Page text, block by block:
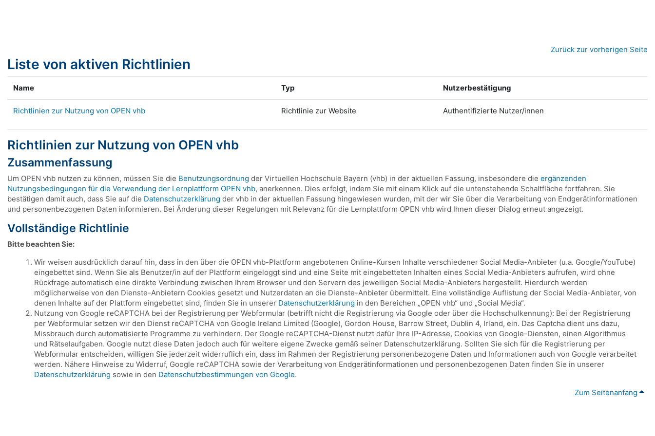
Zurück zur vorherigen Seite
Liste von aktiven Richtlinien
Name Typ Nutzerbestätigung
Richtlinien zur Nutzung von OPEN vhb Richtlinie zur Website Authentifizierte Nutzer/innen
Richtlinien zur Nutzung von OPEN vhb
Zusammenfassung
Um OPEN vhb nutzen zu können, müssen Sie die Benutzungsordnung der Virtuellen Hochschule Bayern (vhb) in der aktuellen Fassung, insbesondere die ergänzenden
Nutzungsbedingungen für die Verwendung der Lernplattform OPEN vhb, anerkennen. Dies erfolgt, indem Sie mit einem Klick auf die untenstehende Schaltfläche fortfahren. Sie
bestätigen damit auch, dass Sie auf die Datenschutzerklärung der vhb in der aktuellen Fassung hingewiesen wurden, mit der wir Sie über die Verarbeitung von Endgerätinformationen
und personenbezogenen Daten informieren. Bei Änderung dieser Regelungen mit Relevanz für die Lernplattform OPEN vhb wird Ihnen dieser Dialog erneut angezeigt.
Vollständige Richtlinie
Bitte beachten Sie:
Wir weisen ausdrücklich darauf hin, dass in den über die OPEN vhb-Plattform angebotenen Online-Kursen Inhalte verschiedener Social Media-Anbieter (u.a. Google/YouTube)
eingebettet sind. Wenn Sie als Benutzer/in auf der Plattform eingeloggt sind und eine Seite mit eingebetteten Inhalten eines Social Media-Anbieters aufrufen, wird ohne
Rückfrage automatisch eine direkte Verbindung zwischen Ihrem Browser und den Servern des jeweiligen Social Media-Anbieters hergestellt. Hierdurch werden
möglicherweise von den Dienste-Anbietern Cookies gesetzt und Nutzerdaten an die Dienste-Anbieter übermittelt. Eine vollständige Auflistung der Social Media-Anbieter, von
denen Inhalte auf der Plattform eingebettet sind, finden Sie in unserer Datenschutzerklärung in den Bereichen „OPEN vhb“ und „Social Media“.
Nutzung von Google reCAPTCHA bei der Registrierung per Webformular (betrifft nicht die Registrierung via Google oder über die Hochschulkennung): Bei der Registrierung
per Webformular setzen wir den Dienst reCAPTCHA von Google Ireland Limited (Google), Gordon House, Barrow Street, Dublin 4, Irland, ein. Das Captcha dient uns dazu,
Missbrauch durch automatisierte Programme zu verhindern. Der Google reCAPTCHA-Dienst nutzt dafür Ihre IP-Adresse, Cookies von Google-Diensten, einen Algorithmus
und Rätselaufgaben. Google nutzt diese Daten jedoch auch für weitere eigene Zwecke gemäß seiner Datenschutzerklärung. Sollten Sie sich für die Registrierung per
Webformular entscheiden, willigen Sie jederzeit widerruflich ein, dass im Rahmen der Registrierung personenbezogene Daten und Informationen auch von Google verarbeitet
werden. Nähere Hinweise zu Widerruf, Google reCAPTCHA sowie der Verarbeitung von Endgerätinformationen und personenbezogenen Daten finden Sie in unserer
Datenschutzerklärung sowie in den Datenschutzbestimmungen von Google.
Zum Seitenanfang